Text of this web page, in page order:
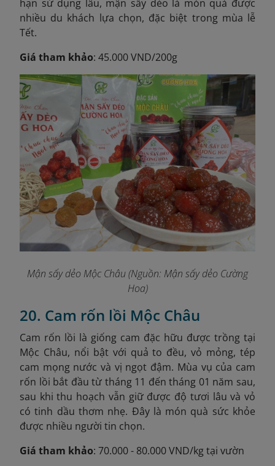
hạn sử dụng lâu, mận sấy dẻo là món quà được
nhiều du khách lựa chọn, đặc biệt trong mùa lễ
Tết.
Giá tham khảo: 45.000 VND/200g
Mận sấy dẻo Mộc Châu (Nguồn: Mận sấy dẻo Cường
Hoa)
20. Cam rốn lồi Mộc Châu
Cam rốn lồi là giống cam đặc hữu được trồng tại
Mộc Châu, nổi bật với quả to đều, vỏ mỏng, tép
cam mọng nước và vị ngọt đậm. Mùa vụ của cam
rốn lồi bắt đầu từ tháng 11 đến tháng 01 năm sau,
sau khi thu hoạch vẫn giữ được độ tươi lâu và vỏ
có tinh dầu thơm nhẹ. Đây là món quà sức khỏe
được nhiều người tin chọn.
Giá tham khảo: 70.000 - 80.000 VND/kg tại vườn